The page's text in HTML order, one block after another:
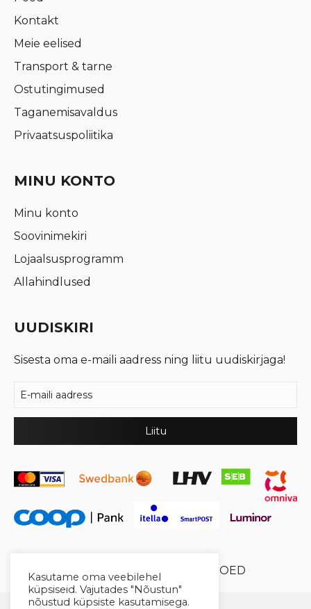
Kontakt
Meie eelised
Transport & tarne
Ostutingimused
Taganemisavaldus
Privaatsuspoliitika
MINU KONTO
Minu konto
Soovinimekiri
Lojaalsusprogramm
Allahindlused
UUDISKIRI
Sisesta oma e-maili aadress ning liitu uudiskirjaga!
© 2026 Cool Crystal OÜ // XYSUM E-POED
Kasutame oma veebilehel
küpsiseid. Vajutades "Nõustun"
nõustud küpsiste kasutamisega.